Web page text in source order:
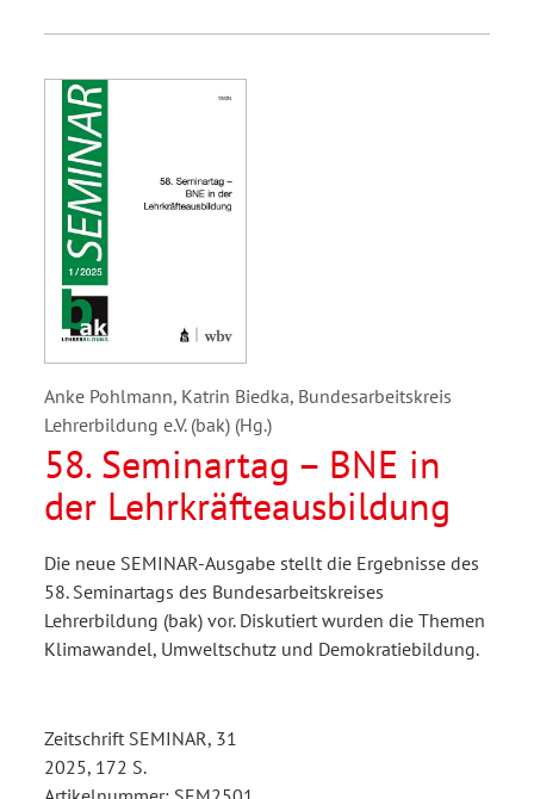
Anke Pohlmann, Katrin Biedka, Bundesarbeitskreis
Lehrerbildung e.V. (bak) (Hg.)
58. Seminartag – BNE in
der Lehrkräfteausbildung
Die neue SEMINAR-Ausgabe stellt die Ergebnisse des
58. Seminartags des Bundesarbeitskreises
Lehrerbildung (bak) vor. Diskutiert wurden die Themen
Klimawandel, Umweltschutz und Demokratiebildung.
Zeitschrift SEMINAR, 31
2025, 172 S.